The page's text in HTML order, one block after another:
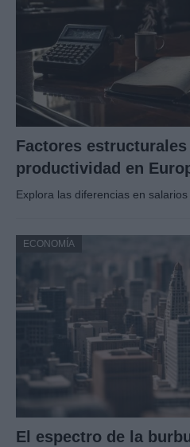
Factores
productividad en
Explora las diferencias en salarios
ECONOMÍA
El espectro de la